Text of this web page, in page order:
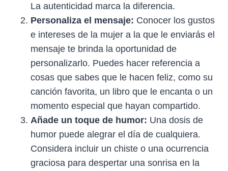
La autenticidad marca la diferencia.
Personaliza el mensaje: Conocer los gustos
e intereses de la mujer a la que le enviarás el
mensaje te brinda la oportunidad de
personalizarlo. Puedes hacer referencia a
cosas que sabes que le hacen feliz, como su
canción favorita, un libro que le encanta o un
momento especial que hayan compartido.
Añade un toque de humor: Una dosis de
humor puede alegrar el día de cualquiera.
Considera incluir un chiste o una ocurrencia
graciosa para despertar una sonrisa en la